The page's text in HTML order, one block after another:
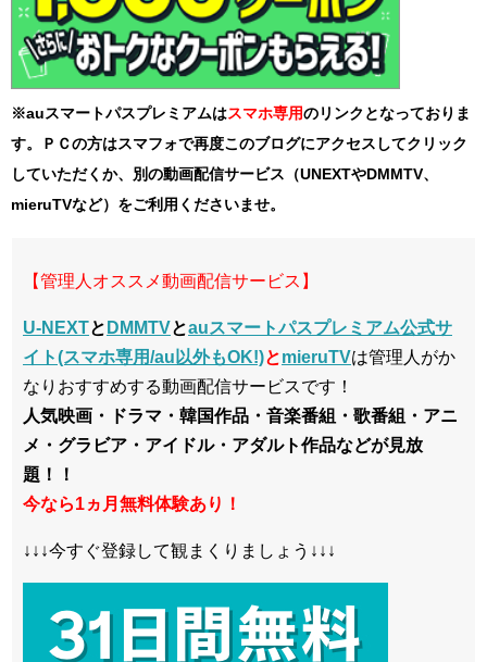
※auスマートパスプレミアムはスマホ専用のリンクとなっておりま
す。ＰＣの方はスマフォで再度このブログにアクセスしてクリック
していただくか、別の動画配信サービス（UNEXTやDMMTV、
mieruTVなど）をご利用くださいませ。
【管理人オススメ動画配信サービス】
U-NEXTと DMMTVとauスマートパスプレミアム公式サ
イト(スマホ専用/au以外もOK!)とmieruTVは管理人がか
なりおすすめする動画配信サービスです！
人気映画・ドラマ・韓国作品・音楽番組・歌番組・アニ
メ・グラビア・アイドル・アダルト作品などが見放
題！！
今なら1ヵ月無料体験あり！
↓↓↓今すぐ登録して観まくりましょう↓↓↓